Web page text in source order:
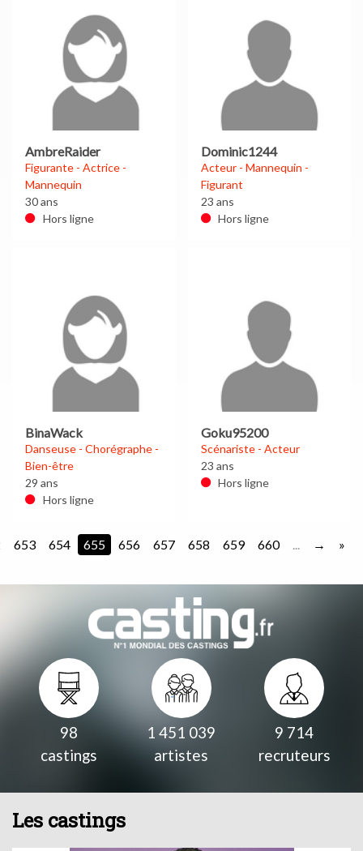
AmbreRaider
Figurante - Actrice -
Mannequin
30 ans
Hors ligne
Dominic1244
Acteur - Mannequin -
Figurant
23 ans
Hors ligne
BinaWack
Danseuse - Chorégraphe -
Bien-être
29 ans
Hors ligne
Goku95200
Scénariste - Acteur
23 ans
Hors ligne
653 654 655 656 657 658 659 660 ... »
98
castings
1 451 039
artistes
9 714
recruteurs
Les castings